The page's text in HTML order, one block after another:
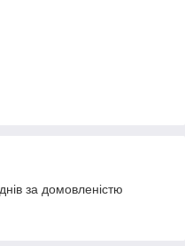
за домовленістю